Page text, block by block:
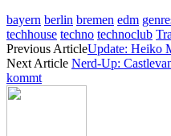
bayern berlin bremen edm
techhouse techno technoclub
Previous ArticleUpdate: Heiko
Next Article Nerd-Up:
kommt